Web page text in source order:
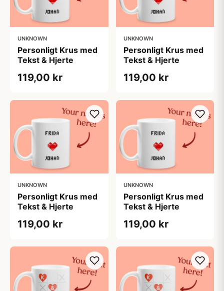
UNKNOWN
Personligt Krus med
Tekst & Hjerte
119,00 kr
UNKNOWN
Personligt Krus med
Tekst & Hjerte
119,00 kr
UNKNOWN
Personligt Krus med
Tekst & Hjerte
119,00 kr
UNKNOWN
Personligt Krus med
Tekst & Hjerte
119,00 kr